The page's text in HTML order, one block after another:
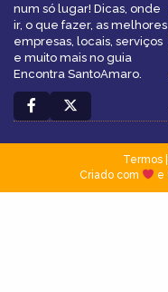
num só lugar! Dicas, onde
ir, o que fazer, as melhores
empresas, locais, serviços
e muito mais no guia
Encontra SantoAmaro.
Termos|
Criado com
e